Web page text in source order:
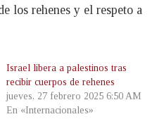
los rehenes y el respeto a
Israel libera a palestinos tras
recibir cuerpos de rehenes
jueves, 27 febrero 2025 6:50 AM
En «Internacionales»